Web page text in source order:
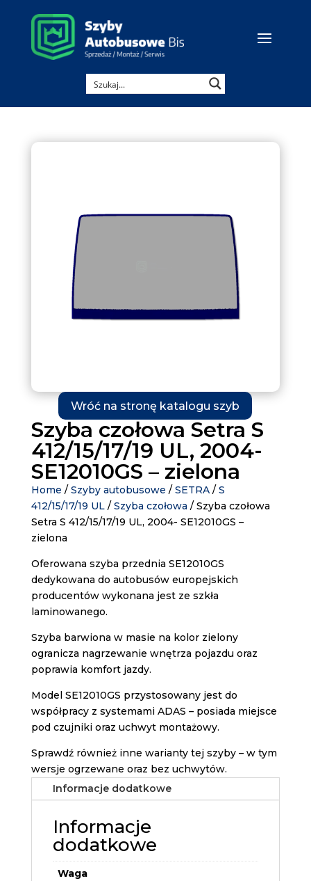
Wróć na stronę katalogu szyb
Szyba czołowa Setra S
412/15/17/19 UL, 2004-
SE12010GS – zielona
Home / Szyby autobusowe / SETRA/ S
412/15/17/19 UL/ Szyba czołowa / Szyba czołowa
Setra S 412/15/17/19 UL, 2004- SE12010GS –
zielona
Oferowana szyba przednia SE12010GS
dedykowana do autobusów europejskich
producentów wykonana jest ze szkła
laminowanego.
Szyba barwiona w masie na kolor zielony
ogranicza nagrzewanie wnętrza pojazdu oraz
poprawia komfort jazdy.
Model SE12010GS przystosowany jest do
współpracy z systemami ADAS – posiada miejsce
pod czujniki oraz uchwyt montażowy.
Sprawdź również inne warianty tej szyby – w tym
wersje ogrzewane oraz bez uchwytów.
Informacje dodatkowe
Informacje
dodatkowe
Waga